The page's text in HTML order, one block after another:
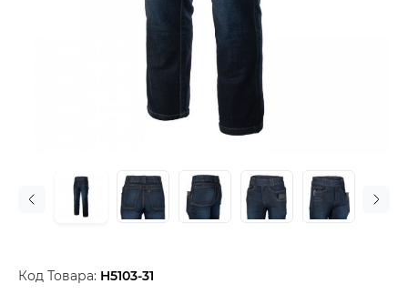
Код Товара: H5103-31